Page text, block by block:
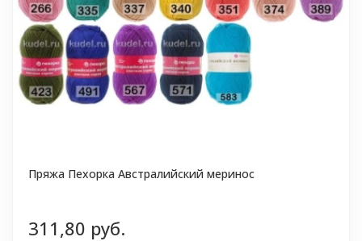
Пряжа Пехорка Австралийский меринос
311,80 руб.